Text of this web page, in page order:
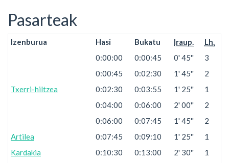
Pasarteak
Izenburua Hasi Bukatu Iraup.
Lh.
0:00:00
0:00:45 0' 45''
3
0:00:45
0:02:30 1' 45''
2
Txerri-hiltzea
0:02:30 0:03:55 1' 25''
1
0:04:00
0:06:00 2' 00''
2
0:06:00
0:07:45 1' 45''
2
Artilea
0:07:45 0:09:10 1' 25''
1
Kardakia
0:10:30 0:13:00 2' 30''
1